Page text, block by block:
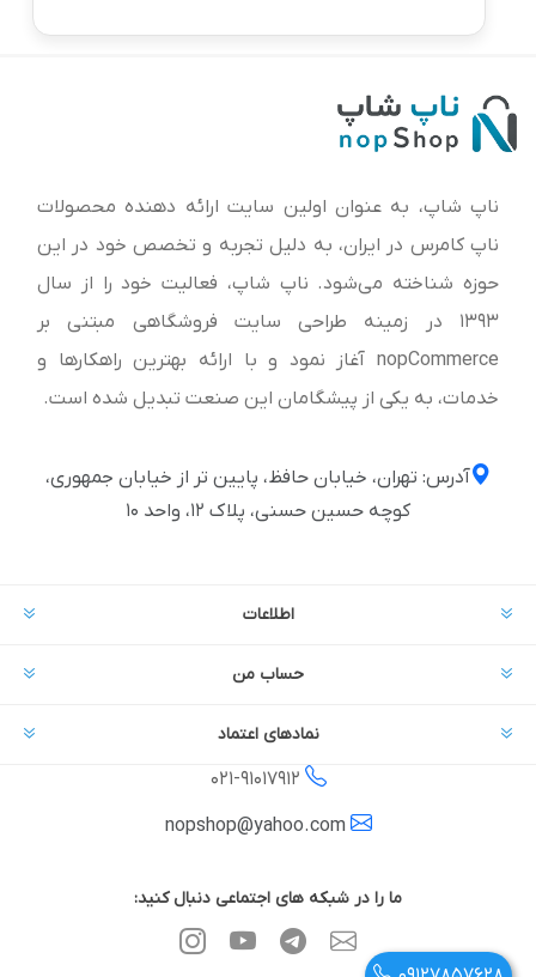
ناپ شاپ، به عنوان اولین سایت ارائه‌ دهنده محصولات
ناپ کامرس در ایران، به دلیل تجربه و تخصص خود در این
حوزه شناخته می‌شود. ناپ شاپ، فعالیت خود را از سال
1393 در زمینه طراحی سایت فروشگاهی مبتنی بر
nopCommerce آغاز نمود و با ارائه بهترین راهکارها و
خدمات، به یکی از پیشگامان این صنعت تبدیل شده است.
آدرس: تهران، خیابان حافظ، پایین تر از خیابان جمهوری،
کوچه حسین حسنی، پلاک ۱۲، واحد ۱۰
اطلاعات
حساب من
نمادهای اعتماد
021-91017912
ما را در شبکه های اجتماعی دنبال کنید: